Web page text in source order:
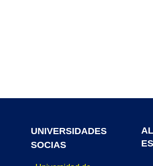
UNIVERSIDADES
SOCIAS